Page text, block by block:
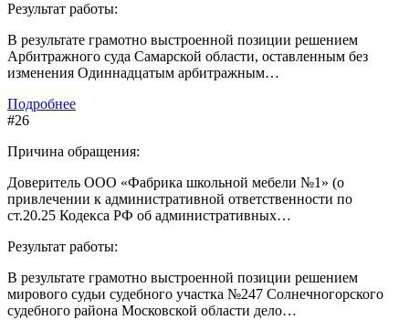
Результат работы:
В результате грамотно выстроенной позиции решением
Арбитражного суда Самарской области, оставленным без
изменения Одиннадцатым арбитражным…
Подробнее
#26
Причина обращения:
Доверитель ООО «Фабрика школьной мебели №1» (о
привлечении к административной ответственности по
ст.20.25 Кодекса РФ об административных…
Результат работы:
В результате грамотно выстроенной позиции решением
мирового судьи судебного участка №247 Солнечногорского
судебного района Московской области дело…